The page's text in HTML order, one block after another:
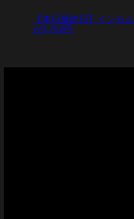
【本日最終日】インカム
が3,750円